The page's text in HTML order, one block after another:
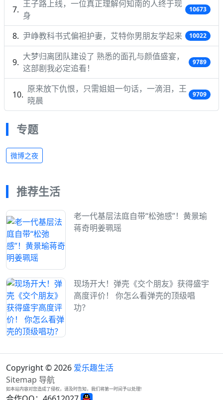
王子路上线，一位真正理解何知南的人终于现
身
10673
尹峥教科书式偏袒护妻，艾特你男朋友学起来 10022
大梦归离团队建设了 熟悉的面孔与颜值盛宴，
这部剧我必定追看！
9789
原来放下仇恨，只需姐姐一句话，一滴泪，王
晓晨
9709
专题
微博之夜
推荐生活
老一代基层法庭自带“松弛感”！黄景瑜
蒋奇明姜珮瑶
现场开大！弹壳《交个朋友》获得盛宇
高度评价！ 你怎么看弹壳的顶级唱
功？
Copyright © 2026 爱乐趣生活
Sitemap 导航
如本站内容对您造成了侵权，请及时告知，我们将第一时间予以处理!